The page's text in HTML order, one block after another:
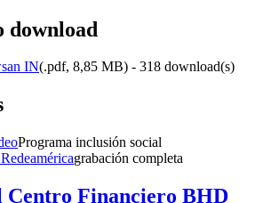
download
IN(.pdf, 8,85 MB) - 318 download(s)
Programa inclusión social
grabación completa
Centro Financiero BHD